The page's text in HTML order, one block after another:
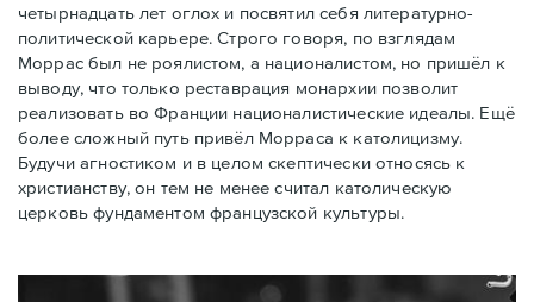
четырнадцать лет оглох и посвятил себя литературно-
политической карьере. Строго говоря, по взглядам
Моррас был не роялистом, а националистом, но пришёл к
выводу, что только реставрация монархии позволит
реализовать во Франции националистические идеалы. Ещё
более сложный путь привёл Морраса к католицизму.
Будучи агностиком и в целом скептически относясь к
христианству, он тем не менее считал католическую
церковь фундаментом французской культуры.